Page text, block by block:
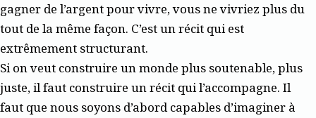
gagner de l’argent pour vivre, vous ne vivriez plus du
tout de la même façon. C’est un récit qui est
extrêmement structurant.
Si on veut construire un monde plus soutenable, plus
juste, il faut construire un récit qui l’accompagne. Il
faut que nous soyons d’abord capables d’imaginer à